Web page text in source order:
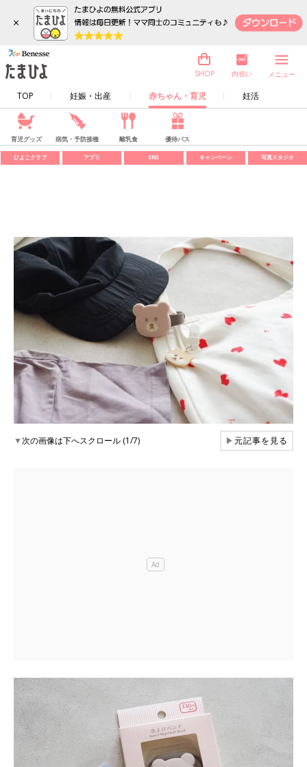
×
TOP 妊娠・出産 赤ちゃん・育児 妊活
SHOP 内祝い メニュー
育児グッズ 病気・予防接種 離乳食 優待パス
ひよこクラブ アプリ SNS キャンペーン 写真スタジオ
▼次の画像は下へスクロール (1/7) ▶元記事を見る